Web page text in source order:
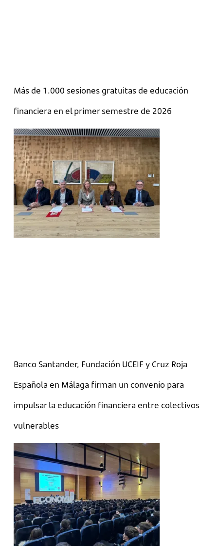
Más de 1.000 sesiones gratuitas de educación
financiera en el primer semestre de 2026
Banco Santander, Fundación UCEIF y Cruz Roja
Española en Málaga firman un convenio para
impulsar la educación financiera entre colectivos
vulnerables